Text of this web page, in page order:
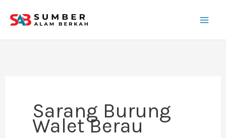
konten
Sarang Burung
Walet Berau